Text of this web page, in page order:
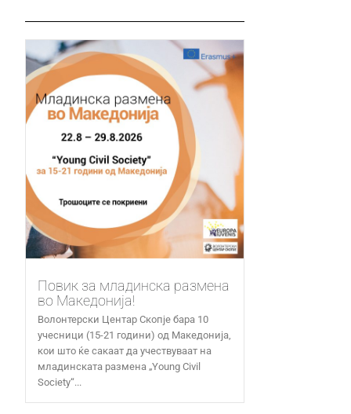
Повик за младинска размена
во Македонија!
Волонтерски Центар Скопје бара 10
учесници (15-21 години) од Македонија,
кои што ќе сакаат да учествуваат на
младинската размена „Young Civil
Society“...